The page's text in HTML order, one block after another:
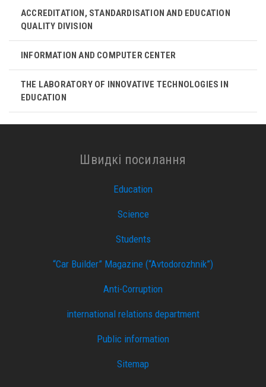
ACCREDITATION, STANDARDISATION AND EDUCATION
QUALITY DIVISION
INFORMATION AND COMPUTER CENTER
THE LABORATORY OF INNOVATIVE TECHNOLOGIES IN
EDUCATION
Швидкі посилання
Education
Science
Students
“Car Builder” Magazine (“Avtodorozhnik”)
Anti-Corruption
international relations department
Public information
Sitemap